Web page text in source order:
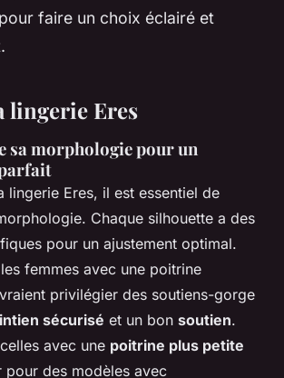
faire un choix éclairé et
lingerie Eres
sa morphologie pour un
lingerie Eres, il est essentiel de
Chaque silhouette a des
pour un ajustement optimal.
femmes avec une poitrine
privilégier des soutiens-gorge
sécurisé et un bon soutien.
avec une poitrine plus petite
pour des modèles avec